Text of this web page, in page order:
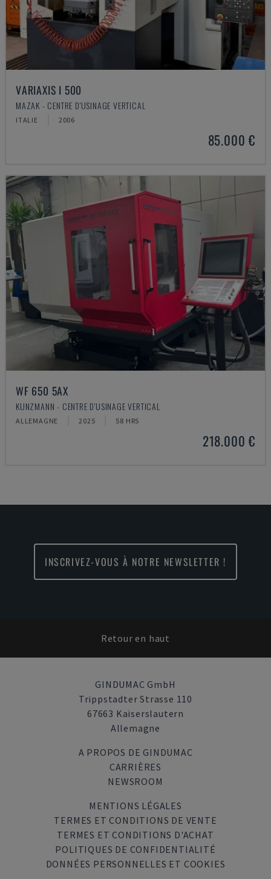
VARIAXIS I 500
MAZAK - CENTRE D'USINAGE VERTICAL
ITALIE 2006
85.000 €
WF 650 5AX
KUNZMANN - CENTRE D'USINAGE VERTICAL
ALLEMAGNE 2025 58 HRS
218.000 €
INSCRIVEZ-VOUS À NOTRE NEWSLETTER !
Retour en haut
GINDUMAC GmbH
Trippstadter Strasse 110
67663 Kaiserslautern
Allemagne
A PROPOS DE GINDUMAC
CARRIÈRES
NEWSROOM
MENTIONS LÉGALES
TERMES ET CONDITIONS DE VENTE
TERMES ET CONDITIONS D'ACHAT
POLITIQUES DE CONFIDENTIALITÉ
DONNÉES PERSONNELLES ET COOKIES